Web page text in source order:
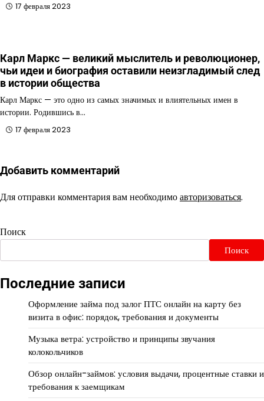
17 февраля 2023
Карл Маркс — великий мыслитель и революционер,
чьи идеи и биография оставили неизгладимый след
в истории общества
Карл Маркс — это одно из самых значимых и влиятельных имен в
истории. Родившись в…
17 февраля 2023
Добавить комментарий
Для отправки комментария вам необходимоавторизоваться.
Поиск
Поиск
Последние записи
Оформление займа под залог ПТС онлайн на карту без
визита в офис: порядок, требования и документы
Музыка ветра: устройство и принципы звучания
колокольчиков
Обзор онлайн-займов: условия выдачи, процентные ставки и
требования к заемщикам